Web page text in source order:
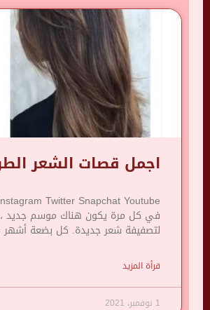
اجمل قصات الشعر
في كل مرة يكون هناك موسم جديد ،
لتصفيفة شعر جديدة. كل بضعة أشهر
قرأة المزيد
1 نوفمبر، 2021